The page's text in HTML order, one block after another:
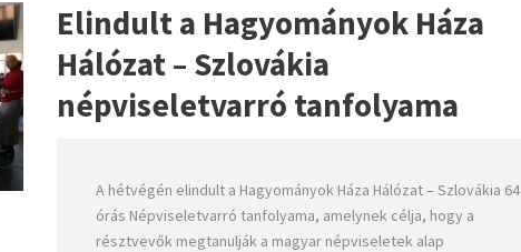
Elindult a Hagyományok Háza
Hálózat – Szlovákia
népviseletvarró tanfolyama
A hétvégén elindult a Hagyományok Háza Hálózat – Szlovákia 64
órás Népviseletvarró tanfolyama, amelynek célja, hogy a
résztvevők megtanulják a magyar népviseletek alap